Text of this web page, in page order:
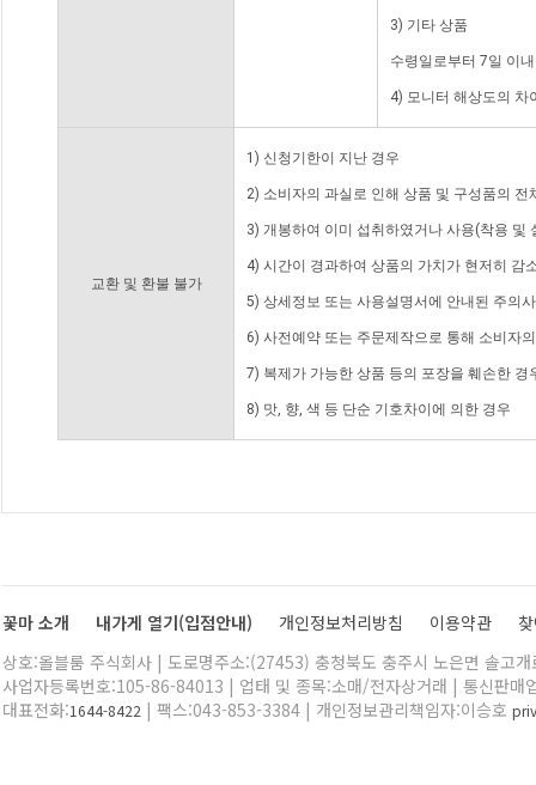
3) 기타 상품
수령일로부터 7일 이
4) 모니터 해상도의 차
교환 및 환불 불가
1) 신청기한이 지난 경우
2) 소비자의 과실로 인해 상품 및 구성품의
3) 개봉하여 이미 섭취하였거나 사용(착용 및
4) 시간이 경과하여 상품의 가치가 현저히 감
5) 상세정보 또는 사용설명서에 안내된 주의
6) 사전예약 또는 주문제작으로 통해 소비자
7) 복제가 가능한 상품 등의 포장을 훼손한 경
8) 맛, 향, 색 등 단순 기호차이에 의한 경우
꽃마 소개 내가게 열기(입점안내) 개인정보처리방침 이용약관
상호:올블룸 주식회사 | 도로명주소:(27453) 충청북도 충주시 노은면 솔고
사업자등록번호:105-86-84013 | 업태 및 종목:소매/전자상거래 | 통신판매
대표전화:1644-8422 | 팩스:043-853-3384 | 개인정보관리책임자:이승호